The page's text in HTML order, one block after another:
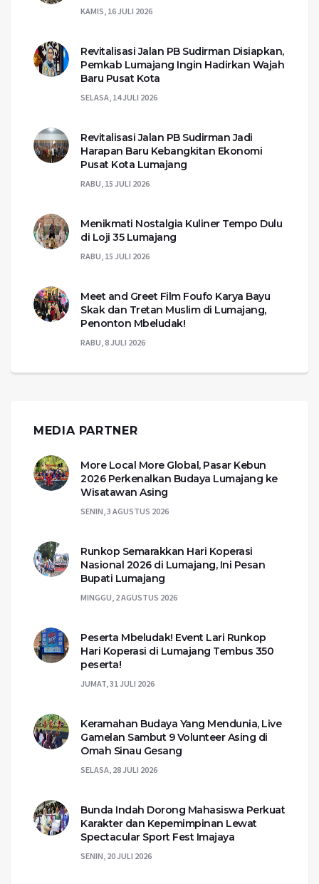
KAMIS, 16 JULI 2026
Revitalisasi Jalan PB Sudirman Disiapkan,
Pemkab Lumajang Ingin Hadirkan Wajah
Baru Pusat Kota
SELASA, 14 JULI 2026
Revitalisasi Jalan PB Sudirman Jadi
Harapan Baru Kebangkitan Ekonomi
Pusat Kota Lumajang
RABU, 15 JULI 2026
Menikmati Nostalgia Kuliner Tempo Dulu
di Loji 35 Lumajang
RABU, 15 JULI 2026
Meet and Greet Film Foufo Karya Bayu
Skak dan Tretan Muslim di Lumajang,
Penonton Mbeludak!
RABU, 8 JULI 2026
MEDIA PARTNER
More Local More Global, Pasar Kebun
2026 Perkenalkan Budaya Lumajang ke
Wisatawan Asing
SENIN, 3 AGUSTUS 2026
Runkop Semarakkan Hari Koperasi
Nasional 2026 di Lumajang, Ini Pesan
Bupati Lumajang
MINGGU, 2 AGUSTUS 2026
Peserta Mbeludak! Event Lari Runkop
Hari Koperasi di Lumajang Tembus 350
peserta!
JUMAT, 31 JULI 2026
Keramahan Budaya Yang Mendunia, Live
Gamelan Sambut 9 Volunteer Asing di
Omah Sinau Gesang
SELASA, 28 JULI 2026
Bunda Indah Dorong Mahasiswa Perkuat
Karakter dan Kepemimpinan Lewat
Spectacular Sport Fest Imajaya
SENIN, 20 JULI 2026